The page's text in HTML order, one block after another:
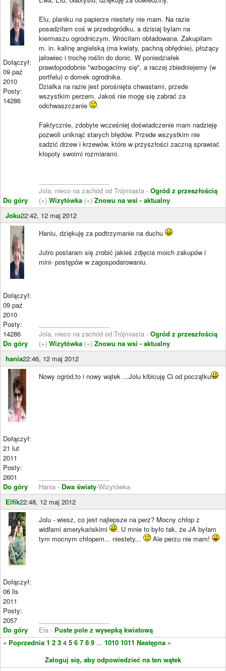
Dołączył:
09 paź
2010
Posty:
14286
Do góry
Elu, planiku na papierze niestety nie mam. Na razie
posadziłam coś w przedogródku, a dzisiaj bylam na
kiermaszu ogrodniczym. Wróciłam obładowana. Zakupiłam
m. in. kalinę angielską (ma kwiaty, pachną obłędnie), płożący
jałowiec i trochę roślin do donic. W poniedziałek
prawdopodobnie "wzbogacimy się", a raczej zbiedniejemy (w
portfelu) o domek ogrodnika.
Działka na razie jest porośnięta chwastami, przede
wszystkim perzem. Jakoś nie mogę się zabrać za
odchwaszczanie
.
Faktycznie, zdobyte wcześniej doświadczenie mam nadzieję
pozwoli uniknąć starych błędów. Przede wszystkim nie
sadzić drzew i krzewów, które w przyszłości zaczną sprawiać
kłopoty swoimi rozmiarami.
Jola, nieco na zachód od Trójmiasta - Ogród z przeszłością
(+) Wizytówka (+) Znowu na wsi - aktualny
Joku22:42, 12 maj 2012
Dołączył:
09 paź
2010
Posty:
14286
Do góry
Haniu, dziękuję za podtrzymanie na duchu
Jutro postaram się zrobić jakieś zdjęcia moich zakupów i
mini- postępów w zagospodarowaniu.
Jola, nieco na zachód od Trójmiasta - Ogród z przeszłością
(+) Wizytówka (+) Znowu na wsi - aktualny
hania22:46, 12 maj 2012
Dołączył:
21 lut
2011
Posty:
2601
Do góry
Nowy ogród,to i nowy wątek ...Jolu kibicuję Ci od początku
Hania - Dwa światy-Wizytówka
Elfik22:48, 12 maj 2012
Dołączył:
06 lis
2011
Posty:
2057
Do góry
Jolu - wiesz, co jest najlepsze na perz? Mocny chłop z
widłami amerykańskimi
. U mnie to było tak, że JA byłam
tym mocnym chłopem... niestety...
Ale perzu nie mam!
Ela - Puste pole z wysepką kwiatową
« Poprzednia 1 2 3 4 5 6 7 8 9 ... 1010 1011 Następna »
Zaloguj się, aby odpowiedzieć na ten wątek